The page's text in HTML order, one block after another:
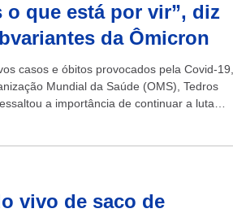
o que está por vir”, diz
da Ômicron
casos e óbitos provocados pela Covid-19,
Mundial da Saúde (OMS), Tedros
a importância de continuar a luta
vivo de saco de